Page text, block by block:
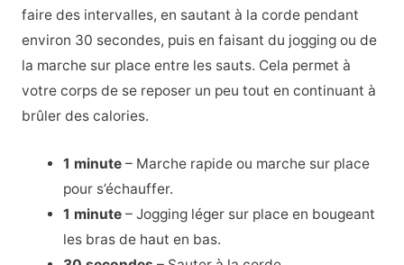
faire des intervalles, en sautant à la corde pendant
environ 30 secondes, puis en faisant du jogging ou de
la marche sur place entre les sauts. Cela permet à
votre corps de se reposer un peu tout en continuant à
brûler des calories.
1 minute – Marche rapide ou marche sur place
pour s’échauffer.
1 minute – Jogging léger sur place en bougeant
les bras de haut en bas.